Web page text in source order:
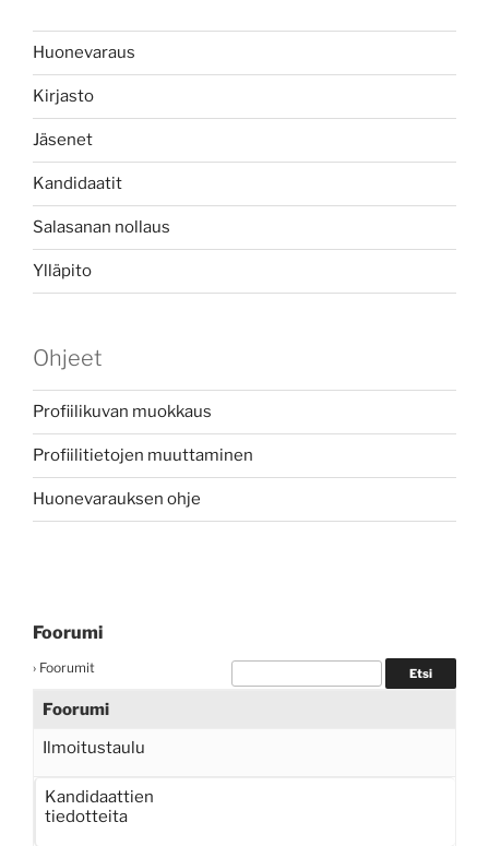
Huonevaraus
Kirjasto
Jäsenet
Kandidaatit
Salasanan nollaus
Ylläpito
Ohjeet
Profiilikuvan muokkaus
Profiilitietojen muuttaminen
Huonevarauksen ohje
Foorumi
› Foorumit
Foorumi
Ilmoitustaulu
Kandidaattien
tiedotteita